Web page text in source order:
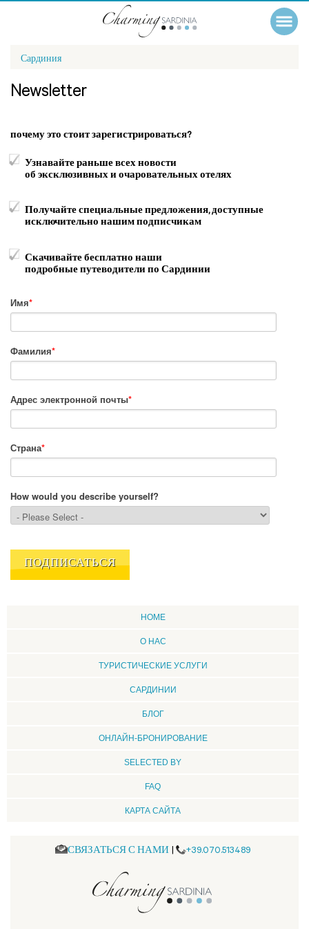
Сардиния
Newsletter
почему это стоит зарегистрироваться?
Узнавайте раньше всех новости
об эксклюзивных и очаровательных отелях
Получайте специальные предложения, доступные
исключительно нашим подписчикам
Скачивайте бесплатно наши
подробные путеводители по Сардинии
Имя*
Фамилия*
Адрес электронной почты*
Страна*
How would you describe yourself?
HOME
О НАС
ТУРИСТИЧЕСКИЕ УСЛУГИ
CАРДИНИИ
БЛОГ
ОНЛАЙН-БРОНИРОВАНИЕ
SELECTED BY
FAQ
КАРТА САЙТА
СВЯЗАТЬСЯ С НАМИ | +39.070.513489